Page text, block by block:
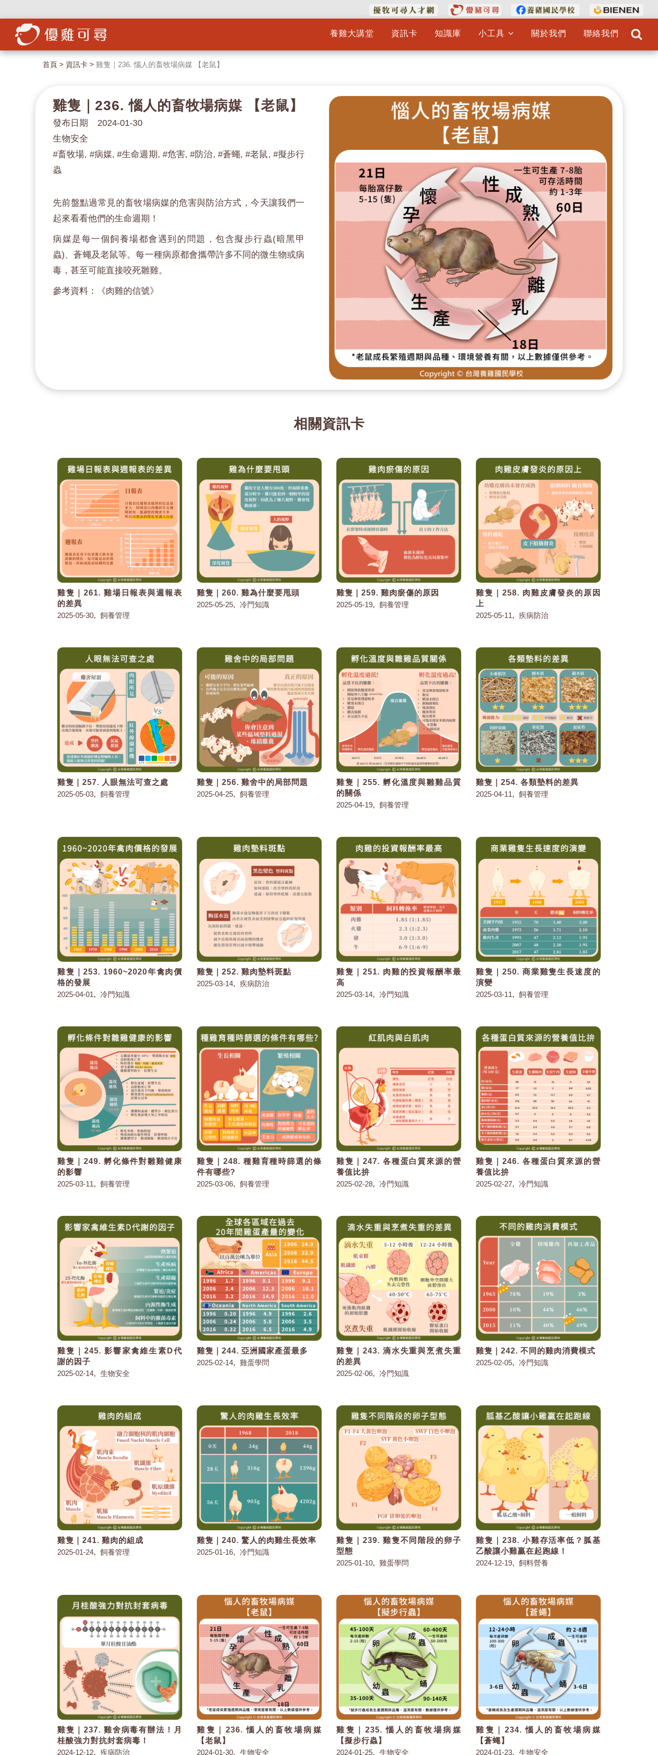
養雞大講堂 資訊卡 知識庫 小工具 關於我們 聯絡我們
首頁 > 資訊卡 > 雞隻｜236. 惱人的畜牧場病媒 【老鼠】
雞隻｜236. 惱人的畜牧場病媒 【老鼠】
發布日期 2024-01-30
生物安全
#畜牧場, #病媒, #生命週期, #危害, #防治, #蒼蠅, #老鼠, #擬步行
蟲
先前盤點過常見的畜牧場病媒的危害與防治方式，今天讓我們一
起來看看他們的生命週期！
病媒是每一個飼養場都會遇到的問題，包含擬步行蟲(暗黑甲
蟲)、蒼蠅及老鼠等。每一種病原都會攜帶許多不同的微生物或病
毒，甚至可能直接咬死雛雞。
參考資料：《肉雞的信號》
相關資訊卡
雞隻｜261. 雞場日報表與週報表
的差異
2025-05-30, 飼養管理
雞隻｜260. 雞為什麼要甩頭
2025-05-25, 冷門知識
雞隻｜259. 雞肉瘀傷的原因
2025-05-19, 飼養管理
雞隻｜258. 肉雞皮膚發炎的原因
上
2025-05-11, 疾病防治
雞隻｜257. 人眼無法可查之處
2025-05-03, 飼養管理
雞隻｜256. 雞舍中的局部問題
2025-04-25, 飼養管理
雞隻｜255. 孵化溫度與雛雞品質
的關係
2025-04-19, 飼養管理
雞隻｜254. 各類墊料的差異
2025-04-11, 飼養管理
雞隻｜253. 1960~2020年禽肉價
格的發展
2025-04-01, 冷門知識
雞隻｜252. 雞肉墊料斑點
2025-03-14, 疾病防治
雞隻｜251. 肉雞的投資報酬率最
高
2025-03-14, 冷門知識
雞隻｜250. 商業雞隻生長速度的
演變
2025-03-11, 飼養管理
雞隻｜249. 孵化條件對雛雞健康
的影響
2025-03-11, 飼養管理
雞隻｜248. 種雞育種時篩選的條
件有哪些?
2025-03-06, 飼養管理
雞隻｜247. 各種蛋白質來源的營
養值比拚
2025-02-28, 冷門知識
雞隻｜246. 各種蛋白質來源的營
養值比拚
2025-02-27, 冷門知識
雞隻｜245. 影響家禽維生素D代
謝的因子
2025-02-14, 生物安全
雞隻｜244. 亞洲國家產蛋最多
2025-02-14, 雞蛋學問
雞隻｜243. 滴水失重與烹煮失重
的差異
2025-02-06, 冷門知識
雞隻｜242. 不同的雞肉消費模式
2025-02-05, 冷門知識
雞隻｜241. 雞肉的組成
2025-01-24, 飼養管理
雞隻｜240. 驚人的肉雞生長效率
2025-01-16, 冷門知識
雞隻｜239. 雞隻不同階段的卵子
型態
2025-01-10, 雞蛋學問
雞隻｜238. 小雞存活率低？胍基
乙酸讓小雞贏在起跑線！
2024-12-19, 飼料營養
雞隻｜237. 雞舍病毒有辦法！月
桂酸強力對抗封套病毒！
2024-12-12, 疾病防治
雞隻｜236. 惱人的畜牧場病媒
【老鼠】
2024-01-30, 生物安全
雞隻｜235. 惱人的畜牧場病媒
【擬步行蟲】
2024-01-25, 生物安全
雞隻｜234. 惱人的畜牧場病媒
【蒼蠅】
2024-01-23, 生物安全